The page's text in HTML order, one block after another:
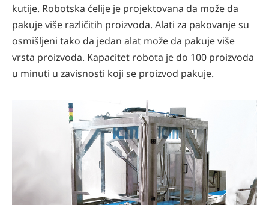
kutije. Robotska ćelije je projektovana da može da
pakuje više različitih proizvoda. Alati za pakovanje su
osmišljeni tako da jedan alat može da pakuje više
vrsta proizvoda. Kapacitet robota je do 100 proizvoda
u minuti u zavisnosti koji se proizvod pakuje.